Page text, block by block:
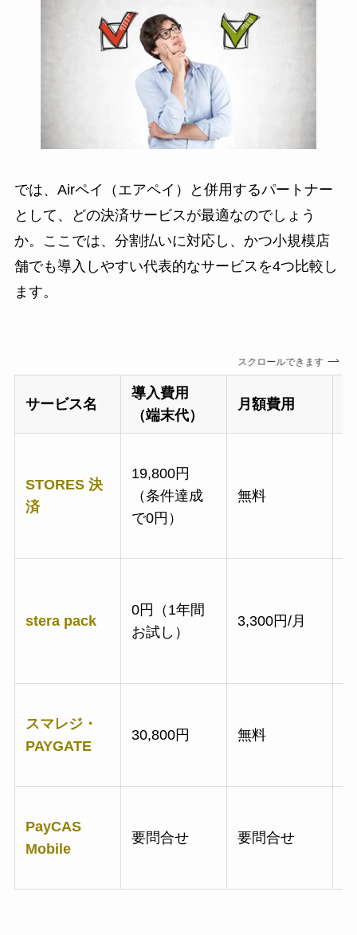
では、Airペイ（エアペイ）と併用するパートナー
として、どの決済サービスが最適なのでしょう
か。ここでは、分割払いに対応し、かつ小規模店
舗でも導入しやすい代表的なサービスを4つ比較し
ます。
スクロールできます
サービス名
導入費用
（端末代）
月額費用
STORES 決
済
19,800円
（条件達成
で0円）
無料
stera pack
0円（1年間
お試し）
3,300円/月
スマレジ・
PAYGATE
30,800円 無料
PayCAS
Mobile
要問合せ 要問合せ